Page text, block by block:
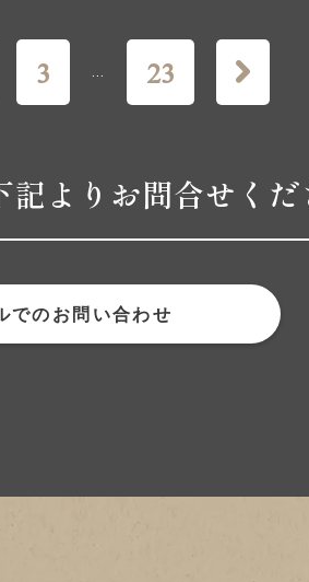
3 23
よりお問合せくだ
でのお問い合わせ